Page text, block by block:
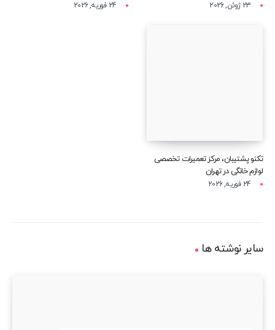
23 ژوئن, 2026 24 فوریه, 2026
تکنو پشتیبان، مرکز تعمیرات تخصصی
لوازم خانگی در تهران
24 فوریه, 2026
سایر نوشته ها